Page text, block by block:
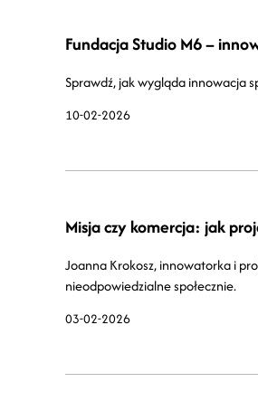
10-02-2026
Fundacja Studio M6 –
Sprawdź, jak wygląda innowacja
03-02-2026
Misja czy komercja: jak
Joanna Krokosz, innowatorka i
nieodpowiedzialne społecznie.